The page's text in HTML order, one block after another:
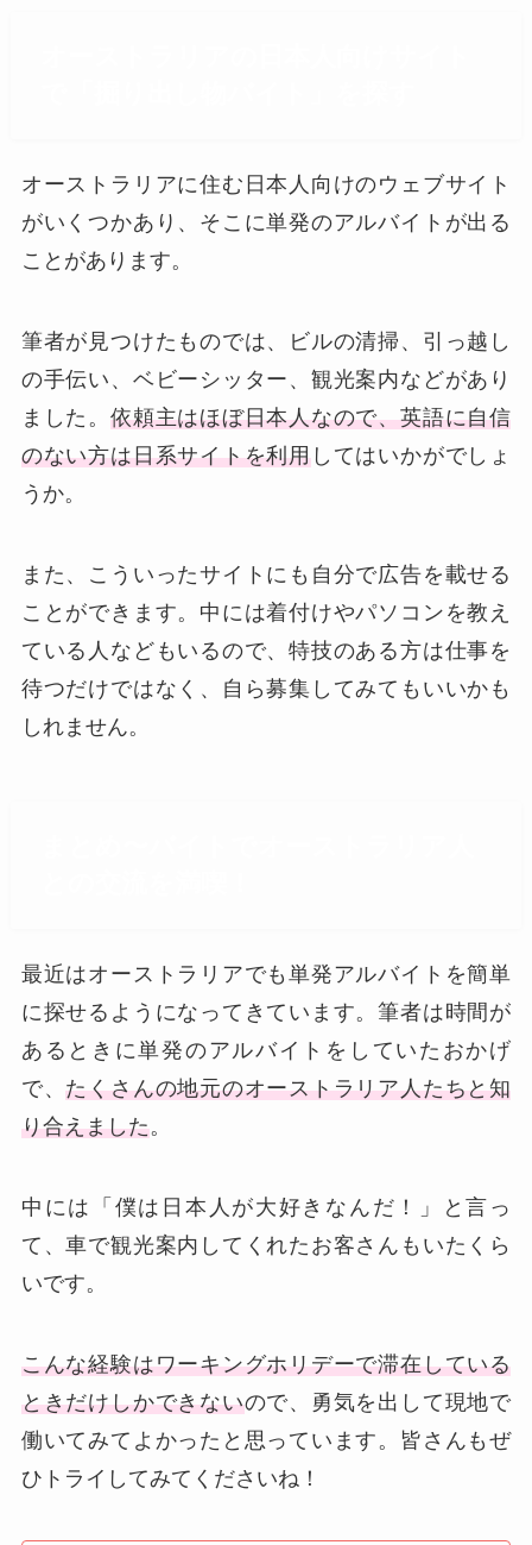
オーストラリアに住む日本人向けのウェブサイト
がいくつかあり、そこに単発のアルバイトが出る
ことがあります。
筆者が見つけたものでは、ビルの清掃、引っ越し
の手伝い、ベビーシッター、観光案内などがあり
ました。 依頼主はほぼ日本人なので、英語に自信
のない方は日系サイトを利用してはいかがでしょ
うか。
また、こういったサイトにも自分で広告を載せる
ことができます。中には着付けやパソコンを教え
ている人などもいるので、特技のある方は仕事を
待つだけではなく、自ら募集してみてもいいかも
しれません。
最近はオーストラリアでも単発アルバイトを簡単
に探せるようになってきています。筆者は時間が
あるときに単発のアルバイトをしていたおかげ
で、たくさんの地元のオーストラリア人たちと知
り合えました。
中には「僕は日本人が大好きなんだ！」と言っ
て、車で観光案内してくれたお客さんもいたくら
いです。
こんな経験はワーキングホリデーで滞在している
ときだけしかできないので、勇気を出して現地で
働いてみてよかったと思っています。皆さんもぜ
ひトライしてみてくださいね！